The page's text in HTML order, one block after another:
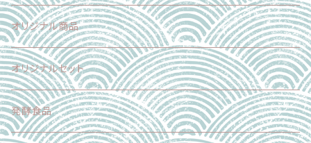
加工食品
スイーツ
魚介類
加工食品
スイーツ
果物
魚介類
肉
オリジナル商品
オリジナルセット
発酵食品